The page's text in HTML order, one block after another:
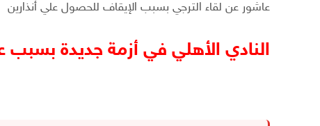
عاشور عن لقاء الترجي بسبب الإيقاف للحصول علي أنذارين
النادي الأهلي في أزمة جديدة بسبب